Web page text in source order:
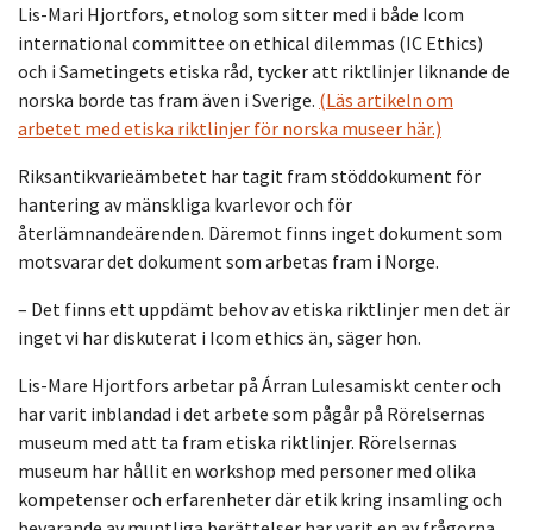
Lis-Mari Hjortfors, etnolog som sitter med i både Icom
international committee on ethical dilemmas (IC Ethics)
och i Sametingets etiska råd, tycker att riktlinjer liknande de
norska borde tas fram även i Sverige. (Läs artikeln om
arbetet med etiska riktlinjer för norska museer här.)
Riksantikvarieämbetet har tagit fram stöddokument för
hantering av mänskliga kvarlevor och för
återlämnandeärenden. Däremot finns inget dokument som
motsvarar det dokument som arbetas fram i Norge.
– Det finns ett uppdämt behov av etiska riktlinjer men det är
inget vi har diskuterat i Icom ethics än, säger hon.
Lis-Mare Hjortfors arbetar på Árran Lulesamiskt center och
har varit inblandad i det arbete som pågår på Rörelsernas
museum med att ta fram etiska riktlinjer. Rörelsernas
museum har hållit en workshop med personer med olika
kompetenser och erfarenheter där etik kring insamling och